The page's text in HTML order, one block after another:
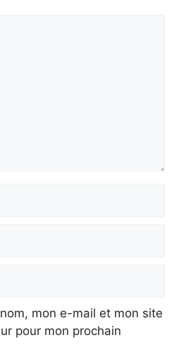
mon e-mail et mon site
pour mon prochain